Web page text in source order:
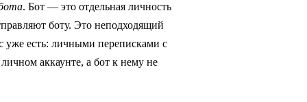
. Бот — это отдельная личность
боту. Это неподходящий
уже есть: личными переписками с
аккаунте, а бот к нему не